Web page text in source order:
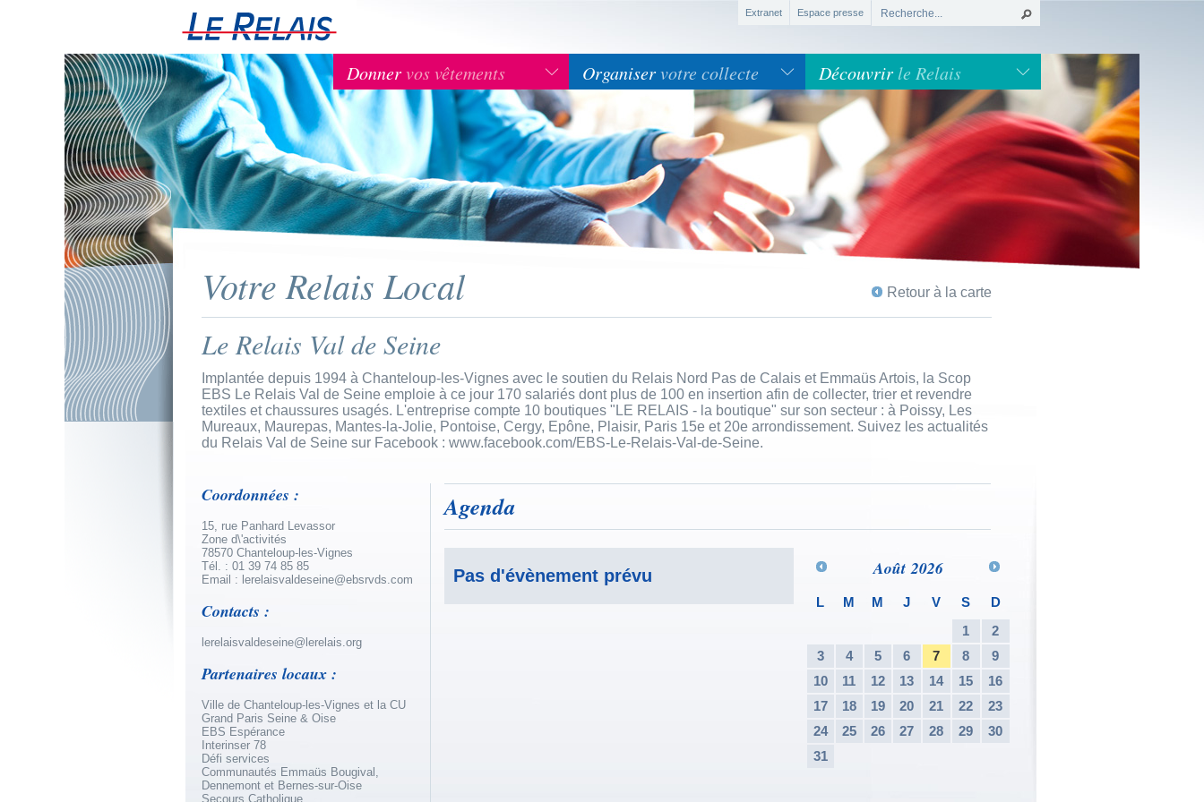
Espace presse
Extranet
Découvrir le Relais
Organiservotre collecte
Donnervos vêtements
Retour à la carte
Votre Relais Local
Le Relais Val de Seine
Implantée depuis 1994 à Chanteloup-les-Vignes avec le soutien du Relais Nord Pas de Calais et Emmaüs Artois, la Scop
EBS Le Relais Val de Seine emploie à ce jour 170 salariés dont plus de 100 en insertion afin de collecter, trier et revendre
textiles et chaussures usagés. L'entreprise compte 10 boutiques "LE RELAIS - la boutique" sur son secteur : à Poissy, Les
Mureaux, Maurepas, Mantes-la-Jolie, Pontoise, Cergy, Epône, Plaisir, Paris 15e et 20e arrondissement. Suivez les actualités
du Relais Val de Seine sur Facebook : www.facebook.com/EBS-Le-Relais-Val-de-Seine.
Coordonnées :
15, rue Panhard Levassor
Zone d\'activités
78570 Chanteloup-les-Vignes
Tél. : 01 39 74 85 85
Email : lerelaisvaldeseine@ebsrvds.com
Contacts :
lerelaisvaldeseine@lerelais.org
Partenaires locaux :
Ville de Chanteloup-les-Vignes et la CU
Grand Paris Seine & Oise
EBS Espérance
Interinser 78
Défi services
Communautés Emmaüs Bougival,
Dennemont et Bernes-sur-Oise
Secours Catholique
Agenda
Pas d'évènement prévu Août 2026
L M M J V S
D
1
2
3
4 5 6 7 8
9
10
11 12 13 14 15
16
17
18 19 20 21 22
23
24
25 26 27 28 29
30
31